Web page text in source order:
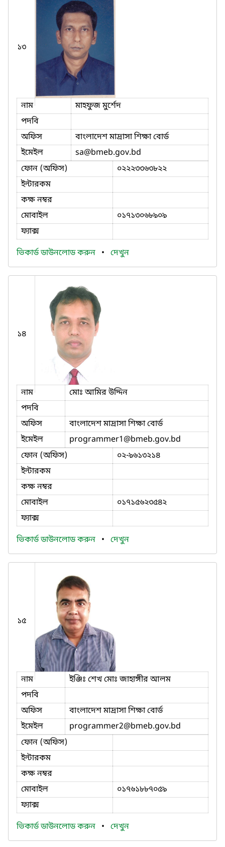
১৩
নাম
মাহফুজ মুর্শেদ
পদবি
অফিস
বাংলাদেশ মাদ্রাসা শিক্ষা বোর্ড
ইমেইল
sa@bmeb.gov.bd
ফোন (অফিস)
০২২২৩৩৬৩৮২২
ইন্টারকম
কক্ষ নম্বর
মোবাইল
০১৭১৩০৬৮৯০৯
ফ্যাক্স
ভিকার্ড ডাউনলোড করুন • দেখুন
১৪
নাম
মােঃ আমির উদ্দিন
পদবি
অফিস
বাংলাদেশ মাদ্রাসা শিক্ষা বোর্ড
ইমেইল
programmer1@bmeb.gov.bd
ফোন (অফিস)
০২-৯৬১৩২১৪
ইন্টারকম
কক্ষ নম্বর
মোবাইল
০১৭১৫৬২৩৫৪২
ফ্যাক্স
ভিকার্ড ডাউনলোড করুন • দেখুন
১৫
নাম
ইঞ্জিঃ শেখ মােঃ জাহাঙ্গীর আলম
পদবি
অফিস
বাংলাদেশ মাদ্রাসা শিক্ষা বোর্ড
ইমেইল
programmer2@bmeb.gov.bd
ফোন (অফিস)
ইন্টারকম
কক্ষ নম্বর
মোবাইল
০১৭৬১৮৮৭০৫৯
ফ্যাক্স
ভিকার্ড ডাউনলোড করুন • দেখুন